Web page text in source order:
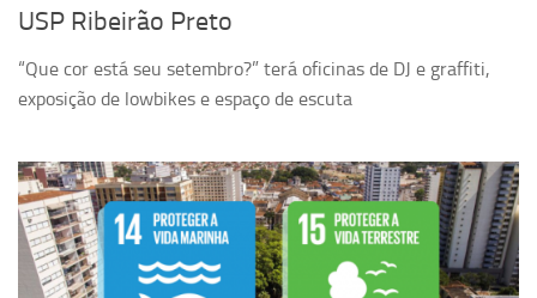
USP Ribeirão Preto
“Que cor está seu setembro?” terá oficinas de DJ e graffiti,
exposição de lowbikes e espaço de escuta